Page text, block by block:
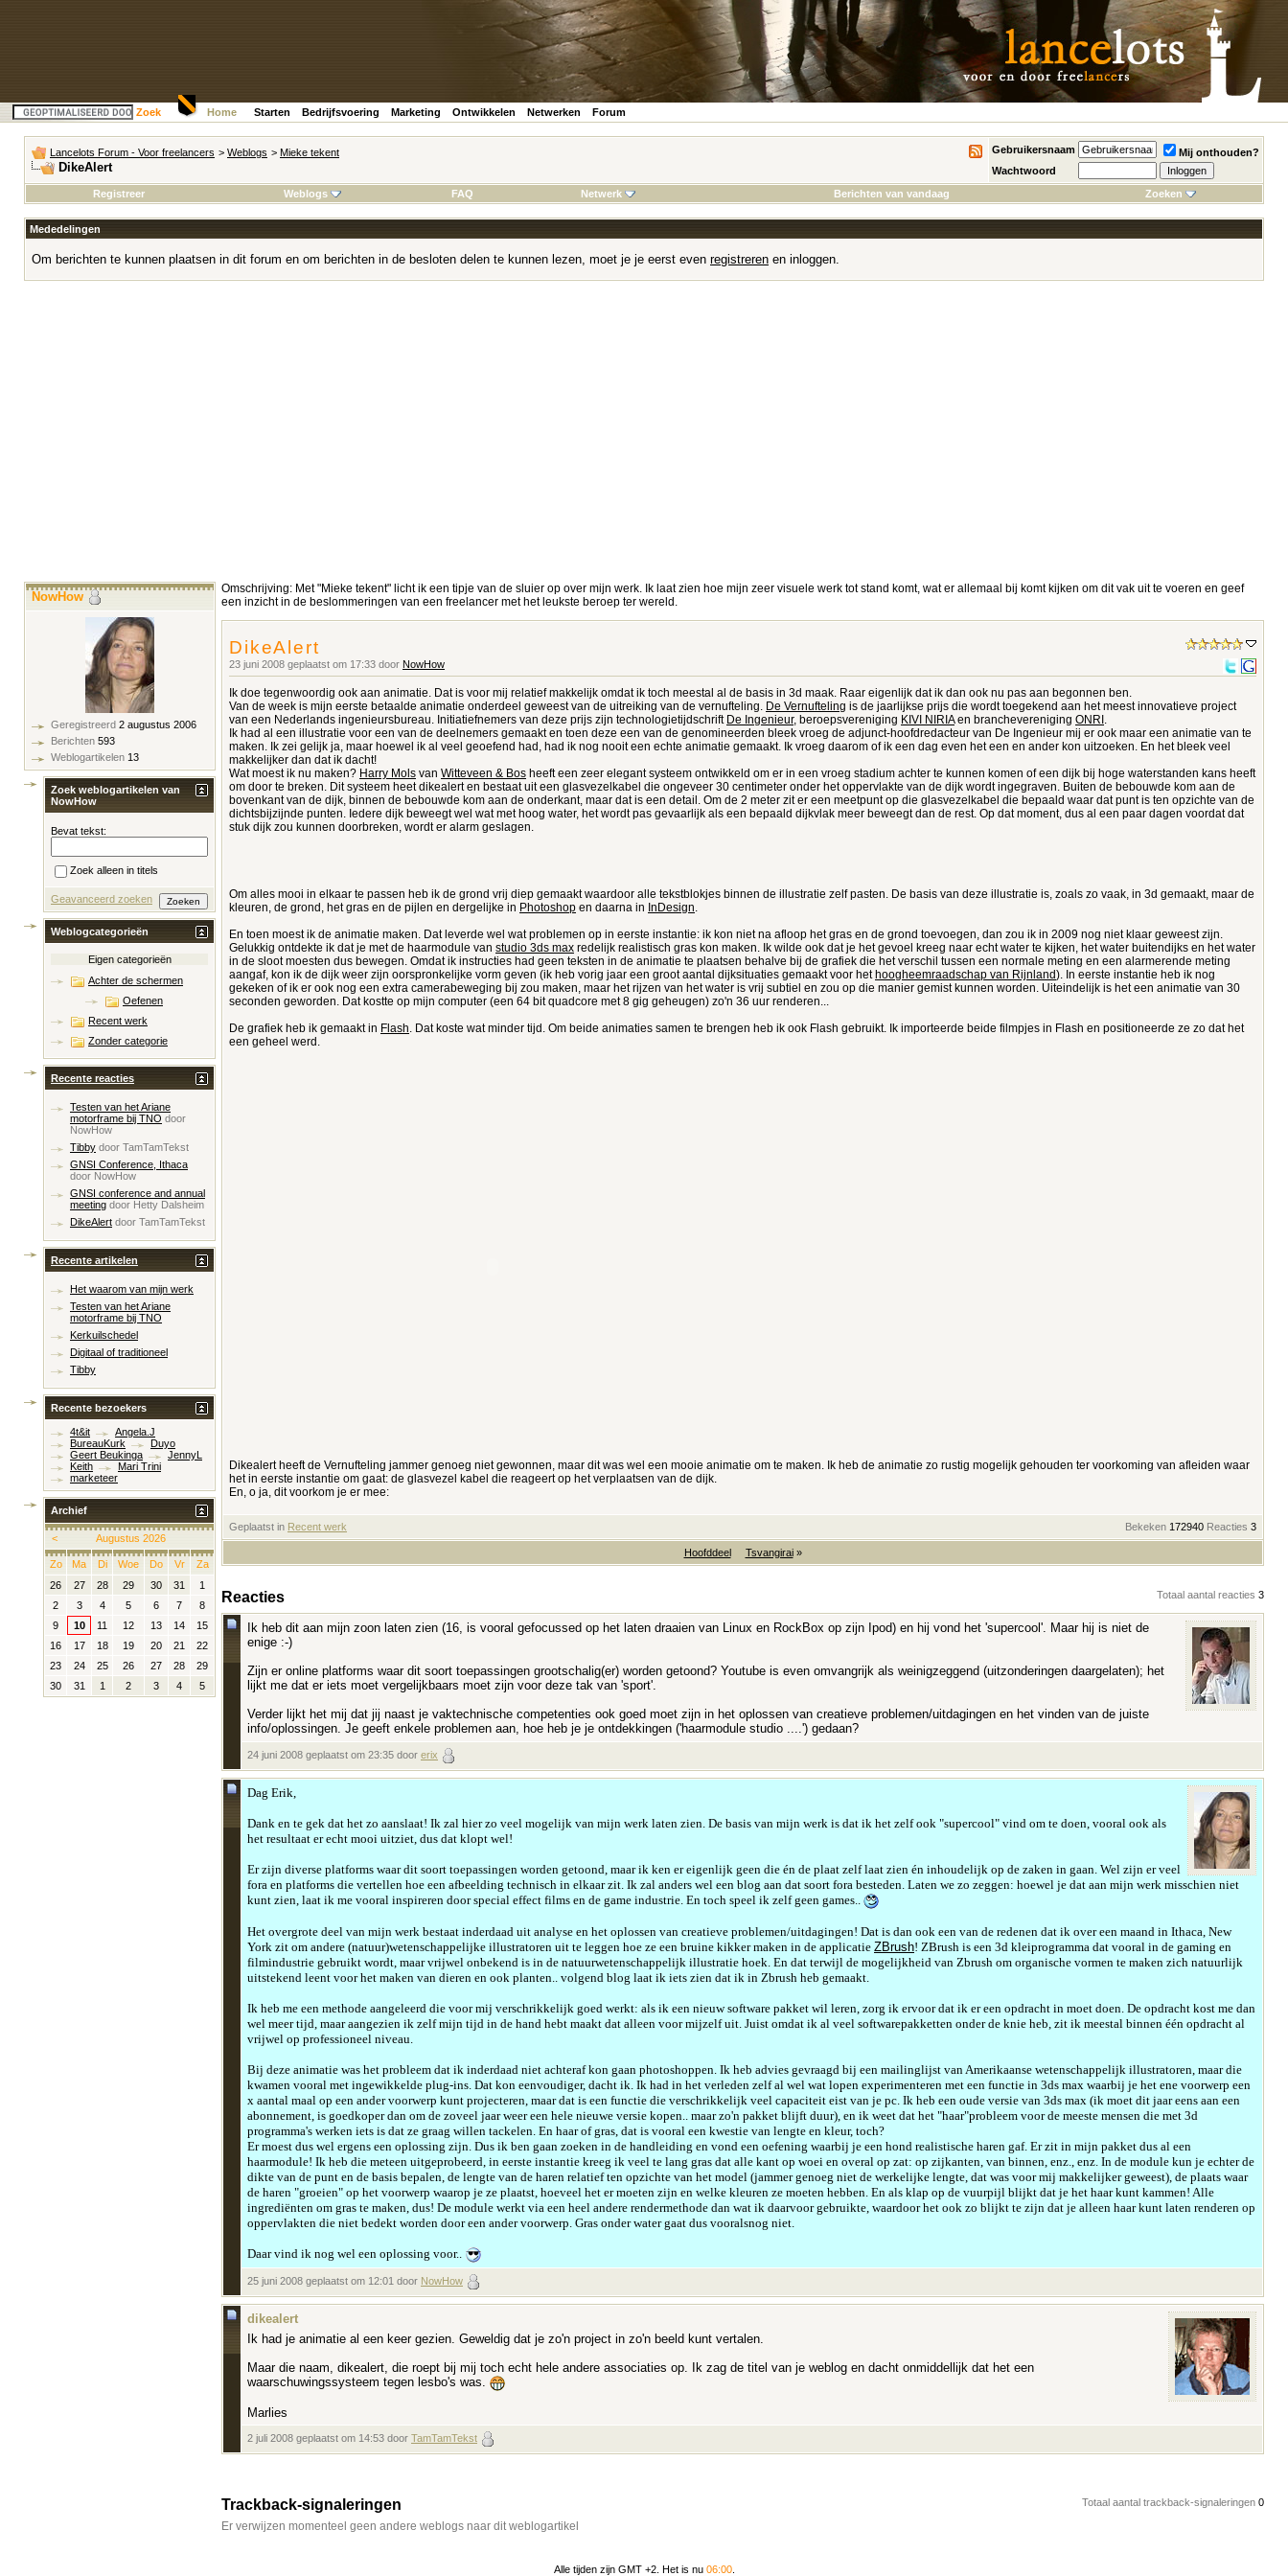
Zoek Home Starten Bedrijfsvoering Marketing Ontwikkelen Netwerken Forum
Lancelots Forum - Voor freelancers > Weblogs > Mieke tekent
DikeAlert
Gebruikersnaam
Mij onthouden?
Wachtwoord
Registreer
Weblogs FAQ Netwerk Berichten van vandaag Zoeken
Mededelingen
Om berichten te kunnen plaatsen in dit forum en om berichten in de besloten delen te kunnen lezen, moet je je eerst even registreren en inloggen.
Omschrijving: Met "Mieke tekent" licht ik een tipje van de sluier op over mijn werk. Ik laat zien hoe mijn zeer visuele werk tot stand komt, wat er allemaal bij komt kijken om dit vak uit te voeren en geef
een inzicht in de beslommeringen van een freelancer met het leukste beroep ter wereld.
DikeAlert
23 juni 2008 geplaatst om 17:33 door NowHow
Ik doe tegenwoordig ook aan animatie. Dat is voor mij relatief makkelijk omdat ik toch meestal al de basis in 3d maak. Raar eigenlijk dat ik dan ook nu pas aan begonnen ben.
Van de week is mijn eerste betaalde animatie onderdeel geweest van de uitreiking van de vernufteling. De Vernufteling is de jaarlijkse prijs die wordt toegekend aan het meest innovatieve project
van een Nederlands ingenieursbureau. Initiatiefnemers van deze prijs zijn technologietijdschrift De Ingenieur, beroepsvereniging KIVI NIRIAen branchevereniging ONRI .
Ik had al een illustratie voor een van de deelnemers gemaakt en toen deze een van de genomineerden bleek vroeg de adjunct-hoofdredacteur van De Ingenieur mij er ook maar een animatie van te
maken. Ik zei gelijk ja, maar hoewel ik al veel geoefend had, had ik nog nooit een echte animatie gemaakt. Ik vroeg daarom of ik een dag even het een en ander kon uitzoeken. En het bleek veel
makkelijker dan dat ik dacht!
Wat moest ik nu maken? Harry Mols van Witteveen & Bos heeft een zeer elegant systeem ontwikkeld om er in een vroeg stadium achter te kunnen komen of een dijk bij hoge waterstanden kans heeft
om door te breken. Dit systeem heet dikealert en bestaat uit een glasvezelkabel die ongeveer 30 centimeter onder het oppervlakte van de dijk wordt ingegraven. Buiten de bebouwde kom aan de
bovenkant van de dijk, binnen de bebouwde kom aan de onderkant, maar dat is een detail. Om de 2 meter zit er een meetpunt op die glasvezelkabel die bepaald waar dat punt is ten opzichte van de
dichtsbijzijnde punten. Iedere dijk beweegt wel wat met hoog water, het wordt pas gevaarlijk als een bepaald dijkvlak meer beweegt dan de rest. Op dat moment, dus al een paar dagen voordat dat
stuk dijk zou kunnen doorbreken, wordt er alarm geslagen.
Om alles mooi in elkaar te passen heb ik de grond vrij diep gemaakt waardoor alle tekstblokjes binnen de illustratie zelf pasten. De basis van deze illustratie is, zoals zo vaak, in 3d gemaakt, maar de
kleuren, de grond, het gras en de pijlen en dergelijke in Photoshop en daarna in InDesign.
En toen moest ik de animatie maken. Dat leverde wel wat problemen op in eerste instantie: ik kon niet na afloop het gras en de grond toevoegen, dan zou ik in 2009 nog niet klaar geweest zijn.
Gelukkig ontdekte ik dat je met de haarmodule van studio 3ds max redelijk realistisch gras kon maken. Ik wilde ook dat je het gevoel kreeg naar echt water te kijken, het water buitendijks en het water
in de sloot moesten dus bewegen. Omdat ik instructies had geen teksten in de animatie te plaatsen behalve bij de grafiek die het verschil tussen een normale meting en een alarmerende meting
aangaf, kon ik de dijk weer zijn oorspronkelijke vorm geven (ik heb vorig jaar een groot aantal dijksituaties gemaakt voor het hoogheemraadschap van Rijnland). In eerste instantie heb ik nog
gekeken of ik er ook nog een extra camerabeweging bij zou maken, maar het rijzen van het water is vrij subtiel en zou op die manier gemist kunnen worden. Uiteindelijk is het een animatie van 30
seconden geworden. Dat kostte op mijn computer (een 64 bit quadcore met 8 gig geheugen) zo'n 36 uur renderen...
De grafiek heb ik gemaakt in Flash. Dat koste wat minder tijd. Om beide animaties samen te brengen heb ik ook Flash gebruikt. Ik importeerde beide filmpjes in Flash en positioneerde ze zo dat het
een geheel werd.
Dikealert heeft de Vernufteling jammer genoeg niet gewonnen, maar dit was wel een mooie animatie om te maken. Ik heb de animatie zo rustig mogelijk gehouden ter voorkoming van afleiden waar
het in eerste instantie om gaat: de glasvezel kabel die reageert op het verplaatsen van de dijk.
En, o ja, dit voorkom je er mee:
Geplaatst in Recent werk Bekeken 172940 Reacties 3
Hoofddeel Tsvangirai»
Totaal aantal reacties 3
Reacties
Ik heb dit aan mijn zoon laten zien (16, is vooral gefocussed op het laten draaien van Linux en RockBox op zijn Ipod) en hij vond het 'supercool'. Maar hij is niet de
enige :-)
Zijn er online platforms waar dit soort toepassingen grootschalig(er) worden getoond? Youtube is even omvangrijk als weinigzeggend (uitzonderingen daargelaten); het
lijkt me dat er iets moet vergelijkbaars moet zijn voor deze tak van 'sport'.
Verder lijkt het mij dat jij naast je vaktechnische competenties ook goed moet zijn in het oplossen van creatieve problemen/uitdagingen en het vinden van de juiste
info/oplossingen. Je geeft enkele problemen aan, hoe heb je je ontdekkingen ('haarmodule studio ....') gedaan?
24 juni 2008 geplaatst om 23:35 door erix
Dag Erik,
Dank en te gek dat het zo aanslaat! Ik zal hier zo veel mogelijk van mijn werk laten zien. De basis van mijn werk is dat ik het zelf ook "supercool" vind om te doen, vooral ook als
het resultaat er echt mooi uitziet, dus dat klopt wel!
Er zijn diverse platforms waar dit soort toepassingen worden getoond, maar ik ken er eigenlijk geen die én de plaat zelf laat zien én inhoudelijk op de zaken in gaan. Wel zijn er veel
fora en platforms die vertellen hoe een afbeelding technisch in elkaar zit. Ik zal anders wel een blog aan dat soort fora besteden. Laten we zo zeggen: hoewel je dat aan mijn werk misschien niet
kunt zien, laat ik me vooral inspireren door special effect films en de game industrie. En toch speel ik zelf geen games..
Het overgrote deel van mijn werk bestaat inderdaad uit analyse en het oplossen van creatieve problemen/uitdagingen! Dat is dan ook een van de redenen dat ik over een maand in Ithaca, New
York zit om andere (natuur)wetenschappelijke illustratoren uit te leggen hoe ze een bruine kikker maken in de applicatie ZBrush! ZBrush is een 3d kleiprogramma dat vooral in de gaming en
filmindustrie gebruikt wordt, maar vrijwel onbekend is in de natuurwetenschappelijk illustratie hoek. En dat terwijl de mogelijkheid van Zbrush om organische vormen te maken zich natuurlijk
uitstekend leent voor het maken van dieren en ook planten.. volgend blog laat ik iets zien dat ik in Zbrush heb gemaakt.
Ik heb me een methode aangeleerd die voor mij verschrikkelijk goed werkt: als ik een nieuw software pakket wil leren, zorg ik ervoor dat ik er een opdracht in moet doen. De opdracht kost me dan
wel meer tijd, maar aangezien ik zelf mijn tijd in de hand hebt maakt dat alleen voor mijzelf uit. Juist omdat ik al veel softwarepakketten onder de knie heb, zit ik meestal binnen één opdracht al
vrijwel op professioneel niveau.
Bij deze animatie was het probleem dat ik inderdaad niet achteraf kon gaan photoshoppen. Ik heb advies gevraagd bij een mailinglijst van Amerikaanse wetenschappelijk illustratoren, maar die
kwamen vooral met ingewikkelde plug-ins. Dat kon eenvoudiger, dacht ik. Ik had in het verleden zelf al wel wat lopen experimenteren met een functie in 3ds max waarbij je het ene voorwerp een
x aantal maal op een ander voorwerp kunt projecteren, maar dat is een functie die verschrikkelijk veel capaciteit eist van je pc. Ik heb een oude versie van 3ds max (ik moet dit jaar eens aan een
abonnement, is goedkoper dan om de zoveel jaar weer een hele nieuwe versie kopen.. maar zo'n pakket blijft duur), en ik weet dat het "haar"probleem voor de meeste mensen die met 3d
programma's werken iets is dat ze graag willen tackelen. En haar of gras, dat is vooral een kwestie van lengte en kleur, toch?
Er moest dus wel ergens een oplossing zijn. Dus ik ben gaan zoeken in de handleiding en vond een oefening waarbij je een hond realistische haren gaf. Er zit in mijn pakket dus al een
haarmodule! Ik heb die meteen uitgeprobeerd, in eerste instantie kreeg ik veel te lang gras dat alle kant op woei en overal op zat: op zijkanten, van binnen, enz., enz. In de module kun je echter de
dikte van de punt en de basis bepalen, de lengte van de haren relatief ten opzichte van het model (jammer genoeg niet de werkelijke lengte, dat was voor mij makkelijker geweest), de plaats waar
de haren "groeien" op het voorwerp waarop je ze plaatst, hoeveel het er moeten zijn en welke kleuren ze moeten hebben. En als klap op de vuurpijl blijkt dat je het haar kunt kammen! Alle
ingrediënten om gras te maken, dus! De module werkt via een heel andere rendermethode dan wat ik daarvoor gebruikte, waardoor het ook zo blijkt te zijn dat je alleen haar kunt laten renderen op
oppervlakten die niet bedekt worden door een ander voorwerp. Gras onder water gaat dus vooralsnog niet.
Daar vind ik nog wel een oplossing voor..
25 juni 2008 geplaatst om 12:01 door NowHow
dikealert
Ik had je animatie al een keer gezien. Geweldig dat je zo'n project in zo'n beeld kunt vertalen.
Maar die naam, dikealert, die roept bij mij toch echt hele andere associaties op. Ik zag de titel van je weblog en dacht onmiddellijk dat het een
waarschuwingssysteem tegen lesbo's was.
Marlies
2 juli 2008 geplaatst om 14:53 door TamTamTekst
Totaal aantal trackback-signaleringen 0
Trackback-signaleringen
Er verwijzen momenteel geen andere weblogs naar dit weblogartikel
NowHow
Geregistreerd 2 augustus 2006
Berichten 593
Weblogartikelen 13
Zoek weblogartikelen van
NowHow
Bevat tekst:
Zoek alleen in titels
Geavanceerd zoeken
Weblogcategorieën
Eigen categorieën
Achter de schermen
Oefenen
Recent werk
Zonder categorie
Recente reacties
Testen van het Ariane
motorframe bij TNO door
NowHow
Tibby door TamTamTekst
GNSI Conference, Ithaca
door NowHow
GNSI conference and annual
meeting door Hetty Dalsheim
DikeAlert door TamTamTekst
Recente artikelen
Het waarom van mijn werk
Testen van het Ariane
motorframe bij TNO
Kerkuilschedel
Digitaal of traditioneel
Tibby
Recente bezoekers
4t&it
Angela.J
BureauKurk
Duyo
Geert Beukinga
JennyL
Keith
Mari Trini
marketeer
Archief
< Augustus 2026
Zo Ma Di Woe Do Vr
Za
26
27 28 29 30 31
1
2
3 4 5 6 7
8
9
10 11 12 13 14
15
16
17 18 19 20 21
22
23
24 25 26 27 28
29
30
31 1 2 3 4 5
Alle tijden zijn GMT +2. Het is nu 06:00.